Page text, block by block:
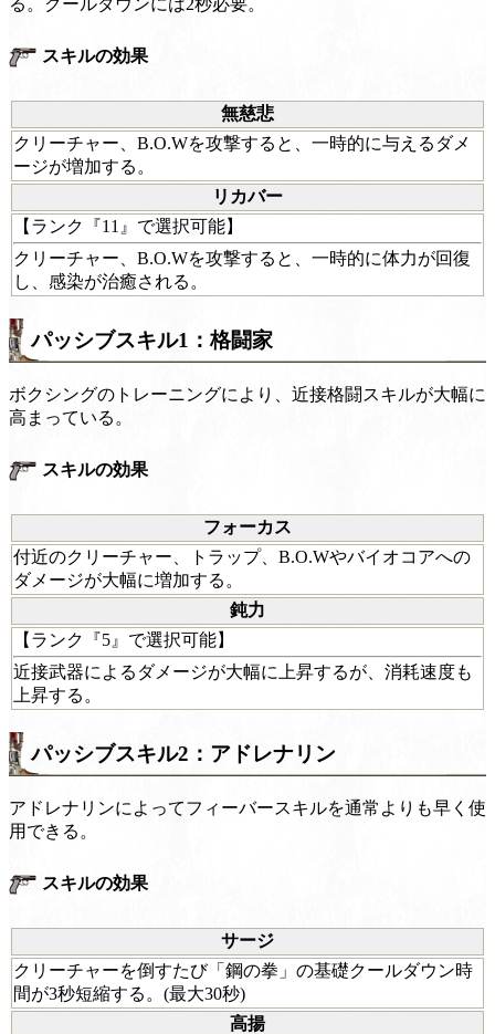
る。クールダウンには2秒必要。
スキルの効果
無慈悲
クリーチャー、B.O.Wを攻撃すると、一時的に与えるダメ
ージが増加する。
リカバー
【ランク『11』で選択可能】
クリーチャー、B.O.Wを攻撃すると、一時的に体力が回復
し、感染が治癒される。
パッシブスキル1：格闘家
ボクシングのトレーニングにより、近接格闘スキルが大幅に
高まっている。
スキルの効果
フォーカス
付近のクリーチャー、トラップ、B.O.Wやバイオコアへの
ダメージが大幅に増加する。
鈍力
【ランク『5』で選択可能】
近接武器によるダメージが大幅に上昇するが、消耗速度も
上昇する。
パッシブスキル2：アドレナリン
アドレナリンによってフィーバースキルを通常よりも早く使
用できる。
スキルの効果
サージ
クリーチャーを倒すたび「鋼の拳」の基礎クールダウン時
間が3秒短縮する。(最大30秒)
高揚